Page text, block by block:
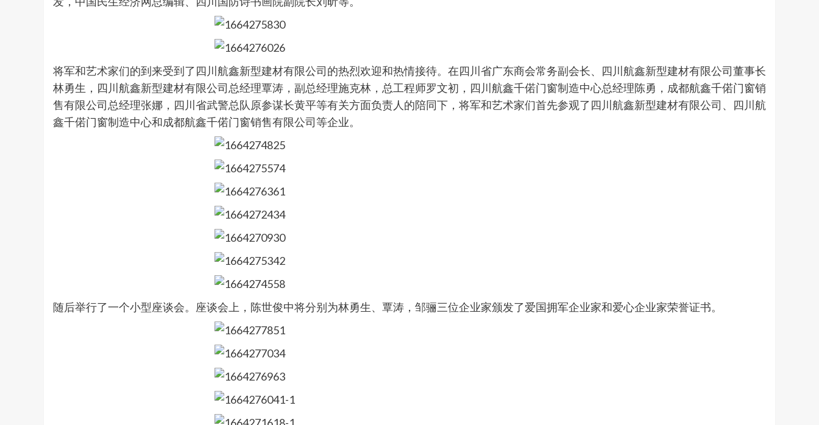
将军和艺术家们的到来受到了四川航鑫新型建材有限公司的热烈欢迎和热情接待。在四川省广东商会常务副会长、四川航鑫新型建材有限公司董事长
林勇生，四川航鑫新型建材有限公司总经理覃涛，副总经理施克林，总工程师罗文初，四川航鑫千偌门窗制造中心总经理陈勇，成都航鑫千偌门窗销
售有限公司总经理张娜，四川省武警总队原参谋长黄平等有关方面负责人的陪同下，将军和艺术家们首先参观了四川航鑫新型建材有限公司、四川航
鑫千偌门窗制造中心和成都航鑫千偌门窗销售有限公司等企业。
随后举行了一个小型座谈会。座谈会上，陈世俊中将分别为林勇生、覃涛，邹骊三位企业家颁发了爱国拥军企业家和爱心企业家荣誉证书。